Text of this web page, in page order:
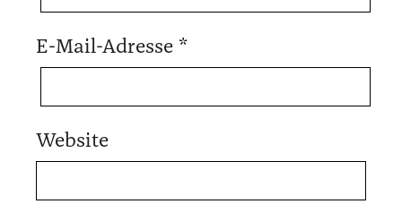
E-Mail-Adresse *
Website